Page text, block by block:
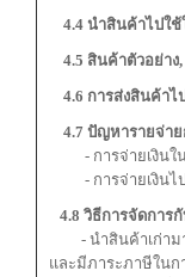
4.4 นำสินค้าไปใช้
4.5 สินค้าตัวอย่าง
4.6 การส่งสินค้าไ
4.7 ปัญหารายจ่า
- การจ่ายเงินใน
- การจ่ายเงินไป
4.8 วิธีการจัดการ
- นำสินค้าเก่ามา
และมีภาระภาษีใน